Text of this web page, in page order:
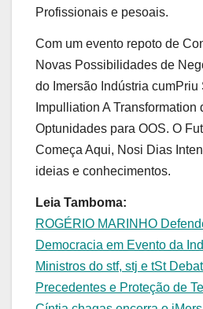
Profissionais e pesoais.
Com um evento repoto de
Novas Possibilidades de
do Imersão Indústria cumPriu
Impulliation A Transformation
Optunidades para OOS. O
Começa Aqui, Nosi Dias
ideias e conhecimentos.
Leia Tamboma:
ROGÉRIO MARINHO
Democracia em Evento da
Ministros do stf, stj e tSt
Precedentes e Proteção de